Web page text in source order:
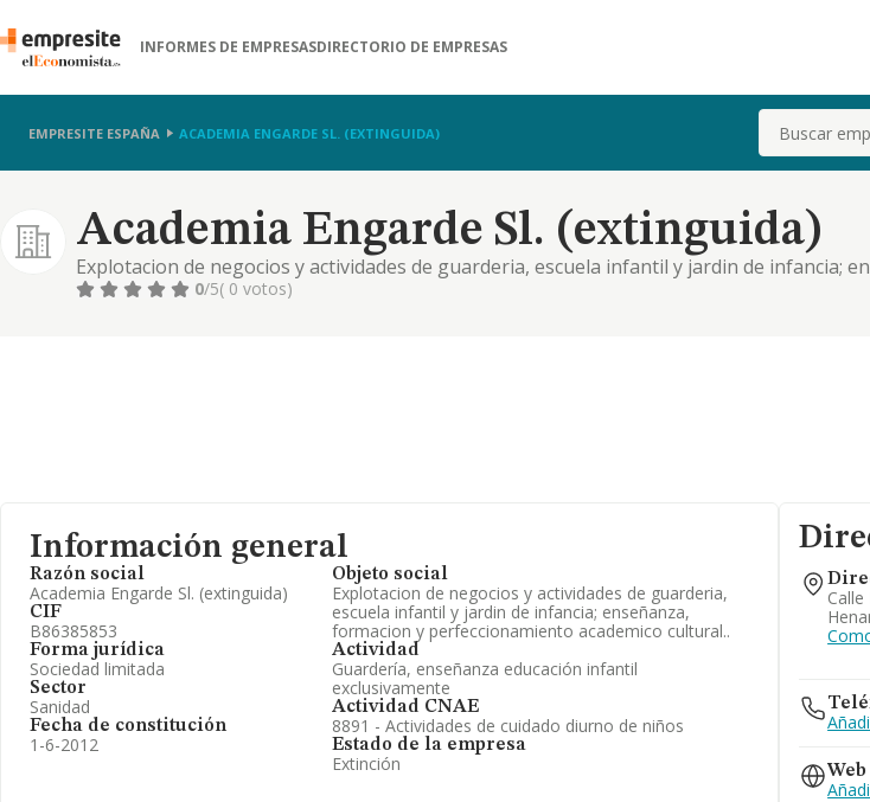
INFORMES DE EMPRESASDIRECTORIO DE EMPRESAS
EMPRESITE ESPAÑA ACADEMIA ENGARDE SL. (EXTINGUIDA) Buscar
Academia Engarde Sl. (extinguida)
Explotacion de negocios y actividades de guarderia, escuela infantil y jardin de infancia;
formacion y perfeccionamiento academico cultural..
0/5( 0 votos)
Información general
Razón social
Academia Engarde Sl. (extinguida)
CIF
B86385853
Forma jurídica
Sociedad limitada
Sector
Sanidad
Fecha de constitución
1-6-2012
Objeto social
Explotacion de negocios y actividades de guarderia,
escuela infantil y jardin de infancia; enseñanza,
formacion y perfeccionamiento academico cultural..
Actividad
Guardería, enseñanza educación infantil
exclusivamente
Actividad CNAE
8891 - Actividades de cuidado diurno de niños
Estado de la empresa
Extinción Web